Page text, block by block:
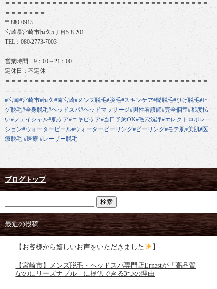
＝＝＝＝＝＝＝＝＝＝＝＝＝＝＝＝＝＝＝＝＝＝＝＝＝＝＝＝＝＝＝＝＝＝＝
＝＝＝＝＝＝＝
〒880-0913
宮崎県宮崎市恒久5丁目5-8-201
TEL：080-2773-7003
営業時間：9：00～21：00
定休日：不定休
＝＝＝＝＝＝＝＝＝＝＝＝＝＝＝＝＝＝＝＝＝＝＝＝＝＝＝＝＝＝＝＝＝＝＝
＝＝＝＝＝＝＝
#宮崎#宮崎市#恒久 #南宮崎#メンズ脱毛#脱毛#スキンケア#髭脱毛#ひげ脱毛#ヒ
ゲ脱毛#全身脱毛#ヘッドスパ#ヘッドマッサージ#男性看護師#完全個室#都度払
い#フェイシャル#肌ケア#ニキビケア#当日予約OK#毛穴洗浄#エレクトロポレー
ション#ウォーターピール#ウォーターピーリング#ピーリング#モテ肌#美肌#医
療脱毛 #医療 #レーザー脱毛
ブログトップ
最近の投稿
【お客様から嬉しいお声をいただきました 】
【宮崎市】メンズ脱毛・ヘッドスパ専門店Ernestが「高品質
なのにリーズナブル」に提供できる3つの理由